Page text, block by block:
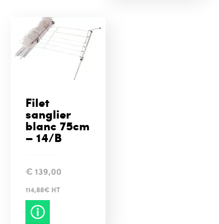
Filet
sanglier
blanc 75cm
– 14/B
€139,00
114,88€ HT